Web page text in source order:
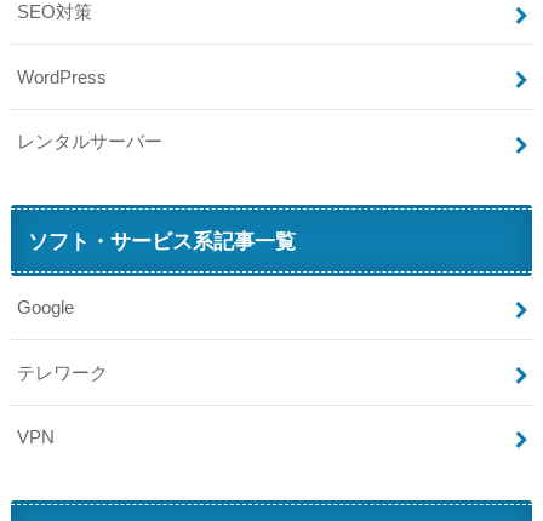
SEO対策
WordPress
レンタルサーバー
ソフト・サービス系記事一覧
Google
テレワーク
VPN